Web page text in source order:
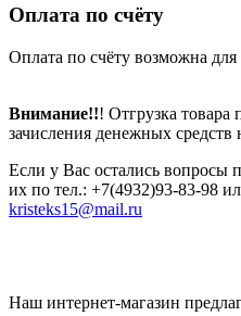
Оплата по счёту
Оплата по счёту возможна
Внимание!!! Отгрузка товара
зачисления денежных
Если у Вас остались вопросы
их по тел.: +7(4932)93-83-98
kristeks15@mail.ru
Наш интернет-магазин